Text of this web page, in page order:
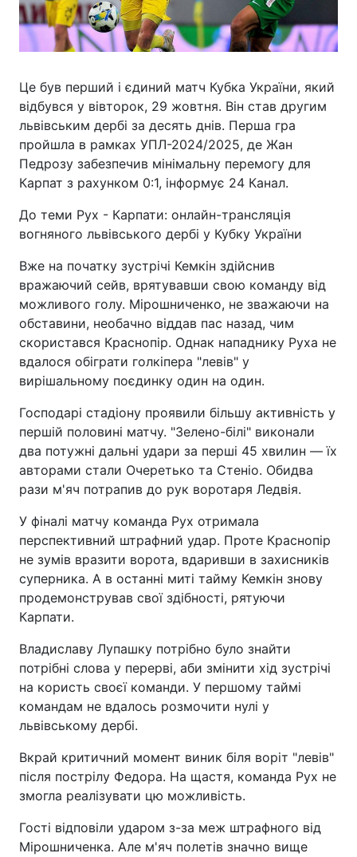
Це був перший і єдиний матч Кубка України, який
відбувся у вівторок, 29 жовтня. Він став другим
львівським дербі за десять днів. Перша гра
пройшла в рамках УПЛ-2024/2025, де Жан
Педрозу забезпечив мінімальну перемогу для
Карпат з рахунком 0:1, інформує 24 Канал.
До теми Рух - Карпати: онлайн-трансляція
вогняного львівського дербі у Кубку України
Вже на початку зустрічі Кемкін здійснив
вражаючий сейв, врятувавши свою команду від
можливого голу. Мірошниченко, не зважаючи на
обставини, необачно віддав пас назад, чим
скористався Краснопір. Однак нападнику Руха не
вдалося обіграти голкіпера "левів" у
вирішальному поєдинку один на один.
Господарі стадіону проявили більшу активність у
першій половині матчу. "Зелено-білі" виконали
два потужні дальні удари за перші 45 хвилин — їх
авторами стали Очеретько та Стеніо. Обидва
рази м'яч потрапив до рук воротаря Ледвія.
У фіналі матчу команда Рух отримала
перспективний штрафний удар. Проте Краснопір
не зумів вразити ворота, вдаривши в захисників
суперника. А в останні миті тайму Кемкін знову
продемонстрував свої здібності, рятуючи
Карпати.
Владиславу Лупашку потрібно було знайти
потрібні слова у перерві, аби змінити хід зустрічі
на користь своєї команди. У першому таймі
командам не вдалось розмочити нулі у
львівському дербі.
Вкрай критичний момент виник біля воріт "левів"
після пострілу Федора. На щастя, команда Рух не
змогла реалізувати цю можливість.
Гості відповіли ударом з-за меж штрафного від
Мірошниченка. Але м'яч полетів значно вище